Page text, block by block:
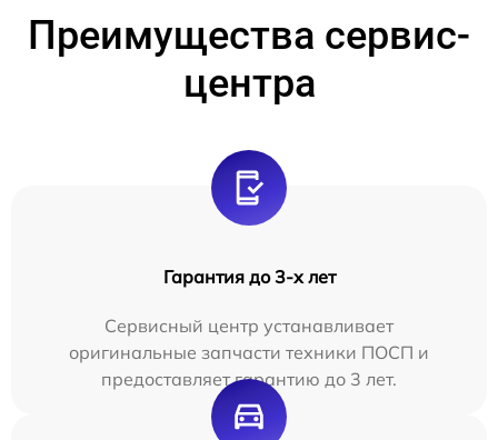
Преимущества сервис-
центра
Гарантия до 3-х лет
Сервисный центр устанавливает
оригинальные запчасти техники ПОСП и
предоставляет гарантию до 3 лет.